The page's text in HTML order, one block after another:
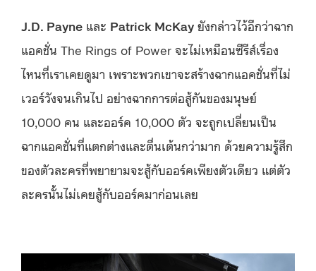
J.D. Payne และ Patrick McKay ยังกล่าวไว้อีกว่าฉาก
แอคชั่น The Rings of Power จะไม่เหมือนซีรีส์เรื่อง
ไหนที่เราเคยดูมา เพราะพวกเขาจะสร้างฉากแอคชั่นที่ไม่
เวอร์วังจนเกินไป อย่างฉากการต่อสู้กันของมนุษย์
10,000 คน และออร์ค 10,000 ตัว จะถูกเปลี่ยนเป็น
ฉากแอคชั่นที่แตกต่างและตื่นเต้นกว่ามาก ด้วยความรู้สึก
ของตัวละครที่พยายามจะสู้กับออร์คเพียงตัวเดียว แต่ตัว
ละครนั้นไม่เคยสู้กับออร์คมาก่อนเลย